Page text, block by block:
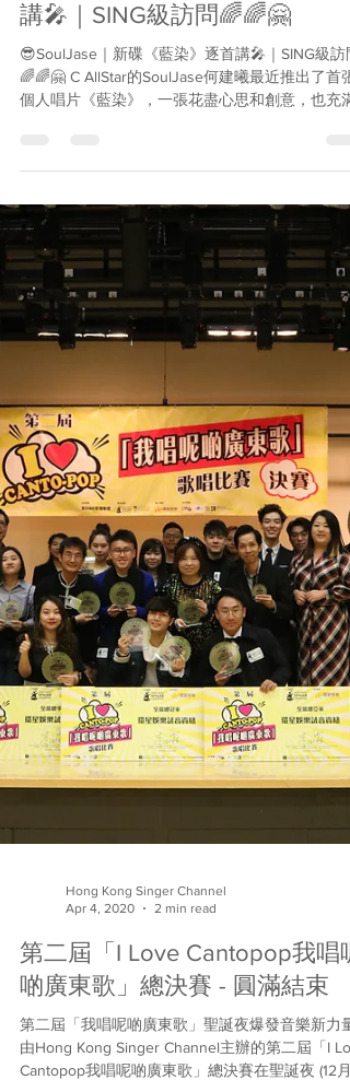
講🎤｜SING級訪問🌈🌈🤗
😎SoulJase｜新碟《藍染》逐首講🎤｜SING級訪
🌈🌈🤗 C AllStar的SoulJase何建曦最近推出了首張
個人唱片《藍染》，一張花盡心思和創意，也充滿
Hong Kong Singer Channel
第二屆「I Love Cantopop我唱
啲廣東歌」總決賽 - 圓滿結束
第二屆「我唱呢啲廣東歌」聖誕夜爆發音樂新力量
由Hong Kong Singer Channel主辦的第二屆「I